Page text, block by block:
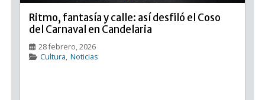
Ritmo, fantasía y calle: así desfiló el Coso
del Carnaval en Candelaria
28 febrero, 2026
Cultura, Noticias